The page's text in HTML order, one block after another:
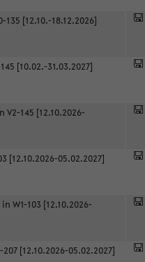
135 [12.10.-18.12.2026]
[10.02.-31.03.2027]
V2-145 [12.10.2026-
[12.10.2026-05.02.2027]
W1-103 [12.10.2026-
[12.10.2026-05.02.2027]